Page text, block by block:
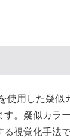
使用した疑似
す。疑似カラ
る視覚化手法